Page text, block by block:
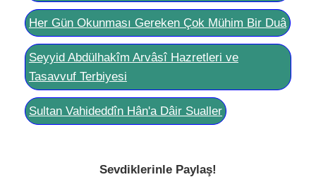
Her Gün Okunması Gereken Çok Mühim Bir Duâ
Seyyid Abdülhakîm Arvâsî Hazretleri ve
Tasavvuf Terbiyesi
Sultan Vahideddîn Hân'a Dâir Sualler
Sevdiklerinle Paylaş!